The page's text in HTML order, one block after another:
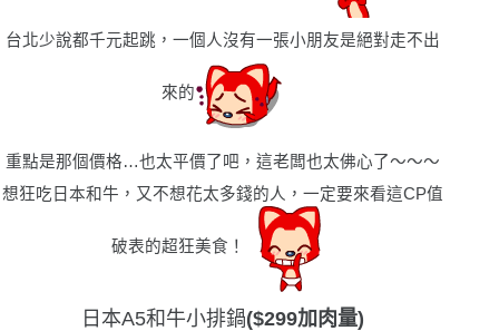
台北少說都千元起跳，一個人沒有一張小朋友是絕對走不出
來的
重點是那個價格…也太平價了吧，這老闆也太佛心了〜〜〜
想狂吃日本和牛，又不想花太多錢的人，一定要來看這CP值
破表的超狂美食！
日本A5和牛小排鍋($299加肉量)